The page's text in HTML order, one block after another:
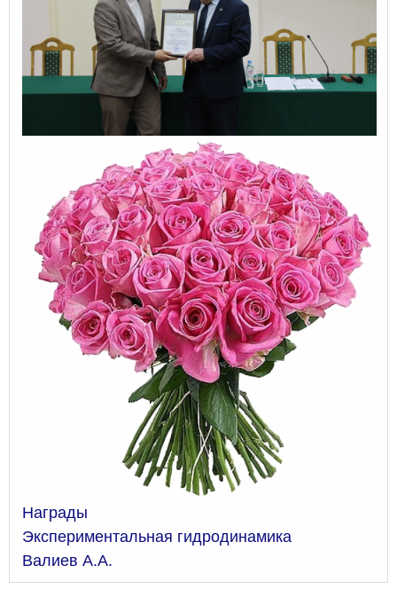
Награды
Экспериментальная гидродинамика
Валиев А.А.